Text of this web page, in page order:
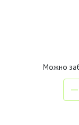
Можно